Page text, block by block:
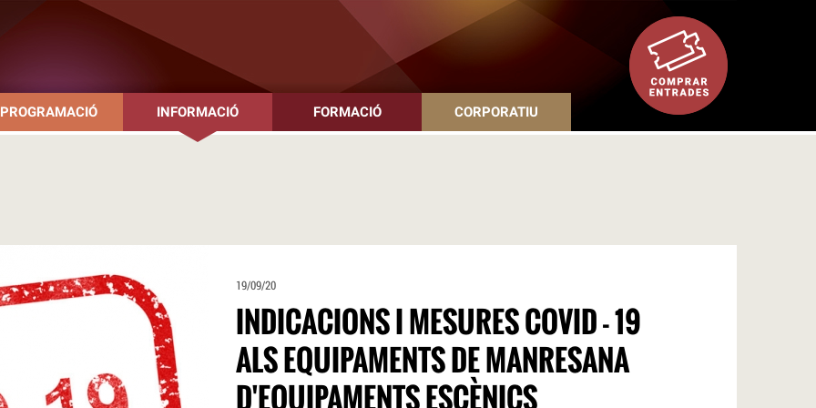
PROGRAMACIÓ INFORMACIÓ FORMACIÓ CORPORATIU
19/09/20
INDICACIONS I MESURES COVID - 19
ALS EQUIPAMENTS DE MANRESANA
D'EQUIPAMENTS ESCÈNICS